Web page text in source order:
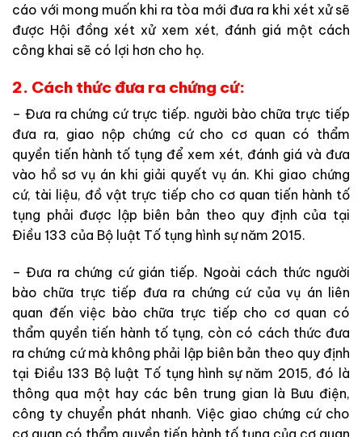
cáovới mong muốn khi ra tòa mới đưa ra khi xét xử sẽ
được Hội đồng xét xử xem xét, đánh giá một cách
công khai sẽ có lợi hơn cho họ.
2. Cách thức đưa ra chứng cứ:
– Đưa ra chứng cứ trực tiếp. người bào chữa trực tiếp
đưa ra, giao nộp chứng cứ cho cơ quan có thẩm
quyền tiến hành tố tụng để xem xét, đánh giá và đưa
vào hồ sơ vụ án khi giải quyết vụ án. Khi giao chứng
cứ, tài liệu, đồvật trực tiếp cho cơ quan tiến hành tố
tụng phải được lập biên bản theo quy định của tại
Điều 133 của Bộ luật Tố tụng hình sự năm 2015.
–Đưa ra chứng cứ gián tiếp. Ngoài cách thức người
bào chữa trực tiếp đưa ra chứng cứ củavụ án liên
quan đếnviệc bào chữa trực tiếp cho cơ quan có
thẩm quyền tiến hành tố tụng, còn có cách thức đưa
ra chứng cứ mà không phải lập biên bản theo quy định
tại Điều 133 Bộ luật Tố tụng hình sự năm 2015, đó là
thông qua một hay các bên trung gian là Bưu điện,
công ty chuyển phát nhanh. Việc giao chứng cứ cho
cơ quan có thẩm quyền tiến hành tố tụng của cơ quan